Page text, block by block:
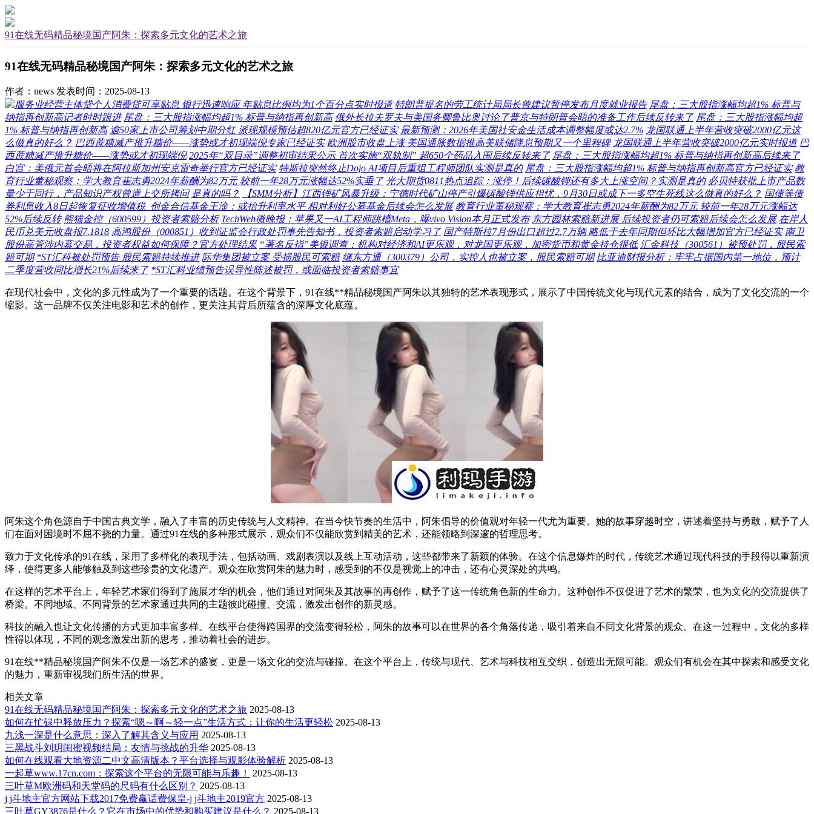
91在线无码精品秘境国产阿朱：探索多元文化的艺术之旅
91在线无码精品秘境国产阿朱：探索多元文化的艺术之旅
作者：news 发表时间：2025-08-13
服务业经营主体贷个人消费贷可享贴息 银行迅速响应 年贴息比例均为1个百分点实时报道 特朗普提名的劳工统计局局长曾建议暂停发布月度就业报告 尾盘：三大股指涨幅均超1% 标普与
纳指再创新高记者时时跟进 尾盘：三大股指涨幅均超1% 标普与纳指再创新高 俄外长拉夫罗夫与美国务卿鲁比奥讨论了普京与特朗普会晤的准备工作后续反转来了 尾盘：三大股指涨幅均超
1% 标普与纳指再创新高 逾50家上市公司筹划中期分红 派现规模预估超820亿元官方已经证实 最新预测：2026年美国社安金生活成本调整幅度或达2.7% 龙国联通上半年营收突破2000亿元这
么做真的好么？ 巴西蔗糖减产推升糖价——涨势或才初现端倪专家已经证实 欧洲股市收盘上涨 美国通胀数据推高美联储降息预期又一个里程碑 龙国联通上半年营收突破2000亿元实时报道 巴
西蔗糖减产推升糖价——涨势或才初现端倪 2025年“双目录”调整初审结果公示 首次实施“双轨制” 超650个药品入围后续反转来了 尾盘：三大股指涨幅均超1% 标普与纳指再创新高后续来了
白宫：美俄元首会晤将在阿拉斯加州安克雷奇举行官方已经证实 特斯拉突然终止Dojo AI项目后重组工程师团队实测是真的 尾盘：三大股指涨幅均超1% 标普与纳指再创新高官方已经证实 教
育行业董秘观察：学大教育崔志勇2024年薪酬为82万元 较前一年28万元涨幅达52%实垂了 光大期货0811热点追踪：涨停！后续碳酸锂还有多大上涨空间？实测是真的 必贝特获批上市产品数
量少于同行，产品知识产权曾遭上交所拷问 是真的吗？ 【SMM分析】江西锂矿风暴升级：宁德时代矿山停产引爆碳酸锂供应担忧，9月30日或成下一多空生死线这么做真的好么？ 国债等债
券利息收入8日起恢复征收增值税 创金合信基金王淦：或抬升利率水平 相对利好公募基金后续会怎么发展 教育行业董秘观察：学大教育崔志勇2024年薪酬为82万元 较前一年28万元涨幅达
52%后续反转 熊猫金控（600599）投资者索赔分析 TechWeb微晚报：苹果又一AI工程师跳槽Meta，曝vivo Vision本月正式发布 东方园林索赔新进展 后续投资者仍可索赔后续会怎么发展 在岸人
民币兑美元收盘报7.1818 高鸿股份（000851）收到证监会行政处罚事先告知书，投资者索赔启动学习了 国产特斯拉7月份出口超过2.7万辆 略低于去年同期但环比大幅增加官方已经证实 南卫
股份高管涉内幕交易，投资者权益如何保障？官方处理结果 “著名反指”美银调查：机构对经济和AI更乐观，对龙国更乐观，加密货币和黄金持仓很低 汇金科技（300561）被预处罚，股民索
赔可期 *ST汇科被处罚预告 股民索赔持续推进 际华集团被立案 受损股民可索赔 继东方通（300379）公司，实控人也被立案，股民索赔可期 比亚迪财报分析：牢牢占据国内第一地位，预计
二季度营收同比增长21%后续来了 *ST汇科业绩预告误导性陈述被罚，或面临投资者索赔事宜
在现代社会中，文化的多元性成为了一个重要的话题。在这个背景下，91在线**精品秘境国产阿朱以其独特的艺术表现形式，展示了中国传统文化与现代元素的结合，成为了文化交流的一个
缩影。这一品牌不仅关注电影和艺术的创作，更关注其背后所蕴含的深厚文化底蕴。
阿朱这个角色源自于中国古典文学，融入了丰富的历史传统与人文精神。在当今快节奏的生活中，阿朱倡导的价值观对年轻一代尤为重要。她的故事穿越时空，讲述着坚持与勇敢，赋予了人
们在面对困境时不屈不挠的力量。通过91在线的多种形式展示，观众们不仅能欣赏到精美的艺术，还能领略到深邃的哲理思考。
致力于文化传承的91在线，采用了多样化的表现手法，包括动画、戏剧表演以及线上互动活动，这些都带来了新颖的体验。在这个信息爆炸的时代，传统艺术通过现代科技的手段得以重新演
绎，使得更多人能够触及到这些珍贵的文化遗产。观众在欣赏阿朱的魅力时，感受到的不仅是视觉上的冲击，还有心灵深处的共鸣。
在这样的艺术平台上，年轻艺术家们得到了施展才华的机会，他们通过对阿朱及其故事的再创作，赋予了这一传统角色新的生命力。这种创作不仅促进了艺术的繁荣，也为文化的交流提供了
桥梁。不同地域、不同背景的艺术家通过共同的主题彼此碰撞、交流，激发出创作的新灵感。
科技的融入也让文化传播的方式更加丰富多样。在线平台使得跨国界的交流变得轻松，阿朱的故事可以在世界的各个角落传递，吸引着来自不同文化背景的观众。在这一过程中，文化的多样
性得以体现，不同的观念激发出新的思考，推动着社会的进步。
91在线**精品秘境国产阿朱不仅是一场艺术的盛宴，更是一场文化的交流与碰撞。在这个平台上，传统与现代、艺术与科技相互交织，创造出无限可能。观众们有机会在其中探索和感受文化
的魅力，重新审视我们所生活的世界。
相关文章
91在线无码精品秘境国产阿朱：探索多元文化的艺术之旅 2025-08-13
如何在忙碌中释放压力？探索“嗯～啊～轻一点”生活方式：让你的生活更轻松 2025-08-13
九浅一深是什么意思：深入了解其含义与应用 2025-08-13
三黑战斗刘玥闺蜜视频结局：友情与挑战的升华 2025-08-13
如何在线观看大地资源二中文高清版本？平台选择与观影体验解析 2025-08-13
一起草www.17cn.com：探索这个平台的无限可能与乐趣！
2025-08-13
三叶草M欧洲码和天堂码的尺码有什么区别？ 2025-08-13
j j斗地主官方网站下载2017免费赢话费保皇-j j斗地主2019官方 2025-08-13
三叶草GY3876是什么？它在市场中的优势和购买建议是什么？ 2025-08-13